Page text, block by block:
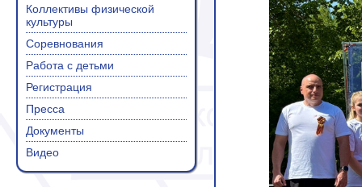
Коллективы физической
культуры
Соревнования
Работа с детьми
Регистрация
Пресса
Документы
Видео